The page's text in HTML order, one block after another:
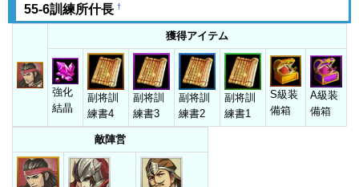
55-6訓練所什長 †
獲得アイテム
強化
結晶
副将訓
練書4
副将訓
練書3
副将訓
練書2
副将訓
練書1
S級装
備箱
A級装
備箱
敵陣営